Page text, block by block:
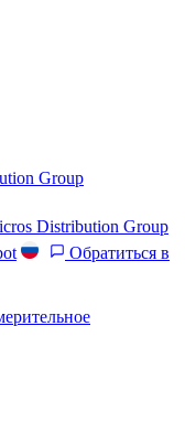
Group
Distribution Group
Обратиться в